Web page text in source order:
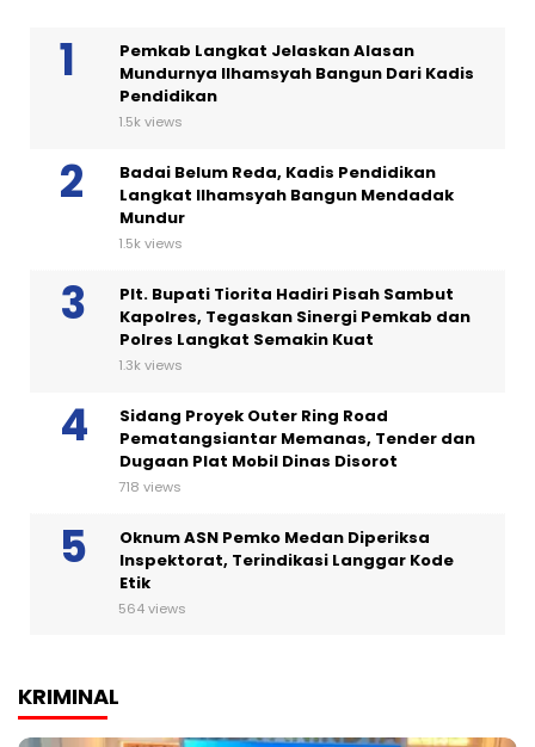
Pemkab Langkat Jelaskan Alasan
Mundurnya Ilhamsyah Bangun Dari Kadis
Pendidikan
1.5k views
Badai Belum Reda, Kadis Pendidikan
Langkat Ilhamsyah Bangun Mendadak
Mundur
1.5k views
Plt. Bupati Tiorita Hadiri Pisah Sambut
Kapolres, Tegaskan Sinergi Pemkab dan
Polres Langkat Semakin Kuat
1.3k views
Sidang Proyek Outer Ring Road
Pematangsiantar Memanas, Tender dan
Dugaan Plat Mobil Dinas Disorot
718 views
Oknum ASN Pemko Medan Diperiksa
Inspektorat, Terindikasi Langgar Kode
Etik
564 views
KRIMINAL